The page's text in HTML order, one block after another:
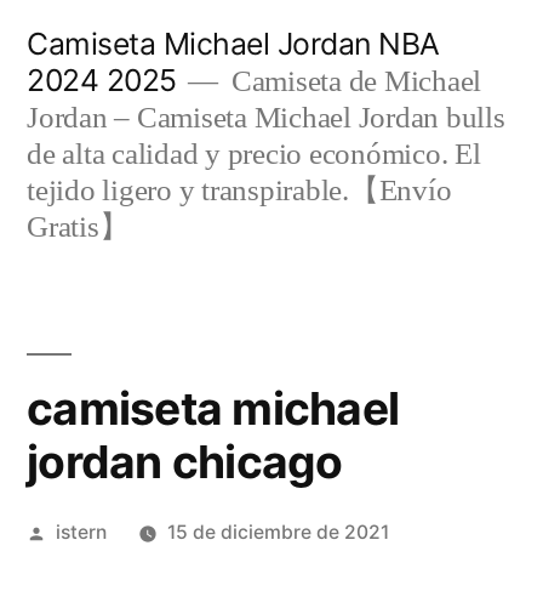
contenido
Camiseta Michael Jordan NBA
2024 2025
Camiseta de Michael
Jordan – Camiseta Michael Jordan bulls
de alta calidad y precio económico. El
tejido ligero y transpirable.【Envío
Gratis】
camiseta michael
jordan chicago
Publicado
istern 15 de diciembre de 2021